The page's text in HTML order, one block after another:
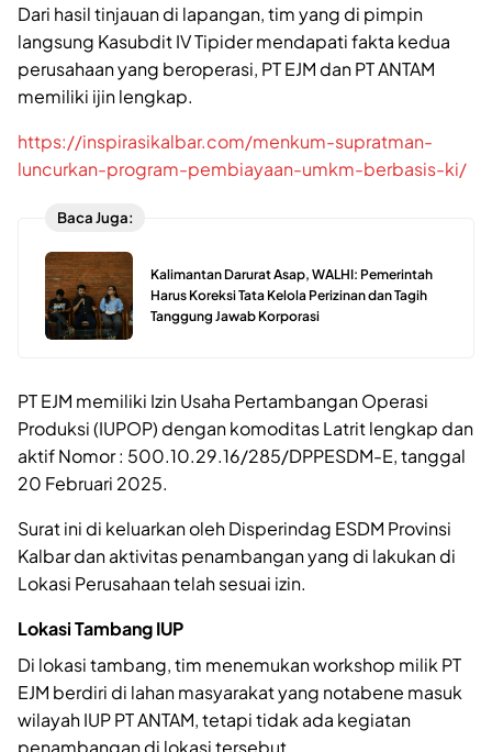
Dari hasil tinjauan di lapangan, tim yang di pimpin
langsung Kasubdit IV Tipider mendapati fakta kedua
perusahaan yang beroperasi, PT EJM dan PT ANTAM
memiliki ijin lengkap.
https://inspirasikalbar.com/menkum-supratman-
luncurkan-program-pembiayaan-umkm-berbasis-ki/
Baca Juga:
Kalimantan Darurat Asap, WALHI: Pemerintah
Harus Koreksi Tata Kelola Perizinan dan Tagih
Tanggung Jawab Korporasi
PT EJM memiliki Izin Usaha Pertambangan Operasi
Produksi (IUPOP) dengan komoditas Latrit lengkap dan
aktif Nomor : 500.10.29.16/285/DPPESDM-E, tanggal
20 Februari 2025.
Surat ini di keluarkan oleh Disperindag ESDM Provinsi
Kalbar dan aktivitas penambangan yang di lakukan di
Lokasi Perusahaan telah sesuai izin.
Lokasi Tambang IUP
Di lokasi tambang, tim menemukan workshop milik PT
EJM berdiri di lahan masyarakat yang notabene masuk
wilayah IUP PT ANTAM, tetapi tidak ada kegiatan
penambangan di lokasi tersebut.